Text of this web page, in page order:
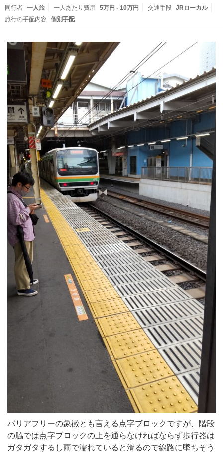
同行者 一人旅 一人あたり費用 5万円 - 10万円 交通手段 JRローカル
旅行の手配内容
個別手配
バリアフリーの象徴とも言える点字ブロックですが、階段
の脇では点字ブロックの上を通らなければならず歩行器は
ガタガタするし雨で濡れていると滑るので線路に墜ちそう